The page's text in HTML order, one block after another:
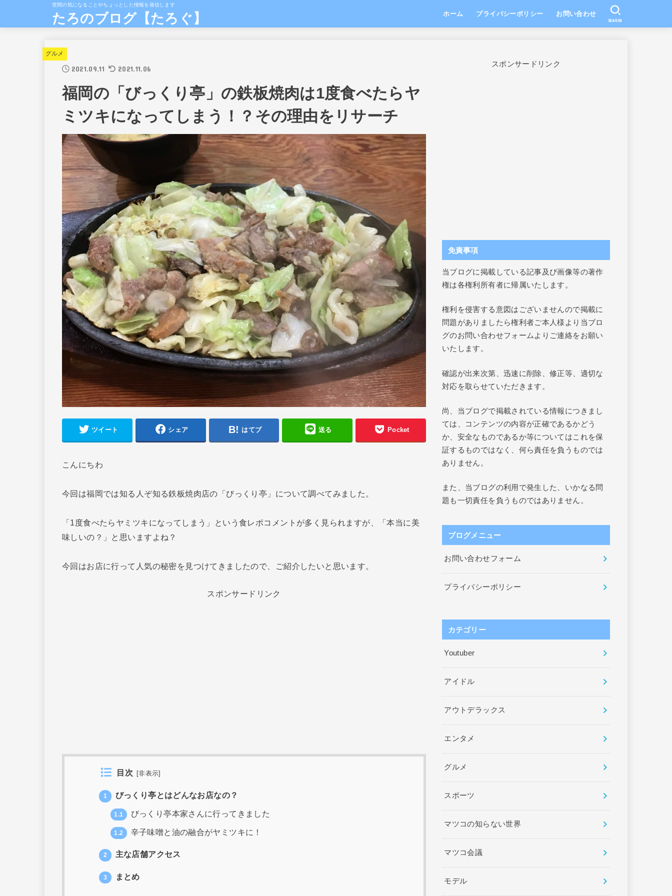
世間の気になることやちょっとした情報を発信します
たろのブログ【たろぐ】 ホーム プライバシーポリシー お問い合わせ
SEARCH
グルメ
2021.09.11 2021.11.06
福岡の「びっくり亭」の鉄板焼肉は1度食べたらヤ
ミツキになってしまう！？その理由をリサーチ
ツイート シェア はてブ 送る Pocket
こんにちわ
今回は福岡では知る人ぞ知る鉄板焼肉店の「びっくり亭」について調べてみました。
「1度食べたらヤミツキになってしまう」という食レポコメントが多く見られますが、「本当に美
味しいの？」と思いますよね？
今回はお店に行って人気の秘密を見つけてきましたので、ご紹介したいと思います。
スポンサードリンク
目次 [非表示
1 びっくり亭とはどんなお店なの？
1.1 びっくり亭本家さんに行ってきました
1.2 辛子味噌と油の融合がヤミツキに！
2 主な店舗アクセス
3 まとめ
スポンサードリンク
免責事項
当ブログに掲載している記事及び画像等の著作
権は各権利所有者に帰属いたします。
権利を侵害する意図はございませんので掲載に
問題がありましたら権利者ご本人様より当ブロ
グのお問い合わせフォームよりご連絡をお願い
いたします。
確認が出来次第、迅速に削除、修正等、適切な
対応を取らせていただきます。
尚、当ブログで掲載されている情報につきまし
ては、コンテンツの内容が正確であるかどう
か、安全なものであるか等についてはこれを保
証するものではなく、何ら責任を負うものでは
ありません。
また、当ブログの利用で発生した、いかなる問
題も一切責任を負うものではありません。
ブログメニュー
お問い合わせフォーム
プライバシーポリシー
カテゴリー
Youtuber
アイドル
アウトデラックス
エンタメ
グルメ
スポーツ
マツコの知らない世界
マツコ会議
モデル